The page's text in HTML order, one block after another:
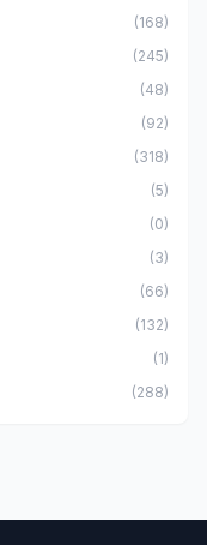
(168)
(245)
(48)
(92)
(318)
(5)
(0)
(3)
(66)
(132)
(1)
(288)